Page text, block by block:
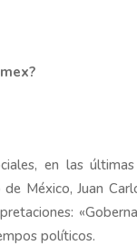
en las
México, Juan
políticos.